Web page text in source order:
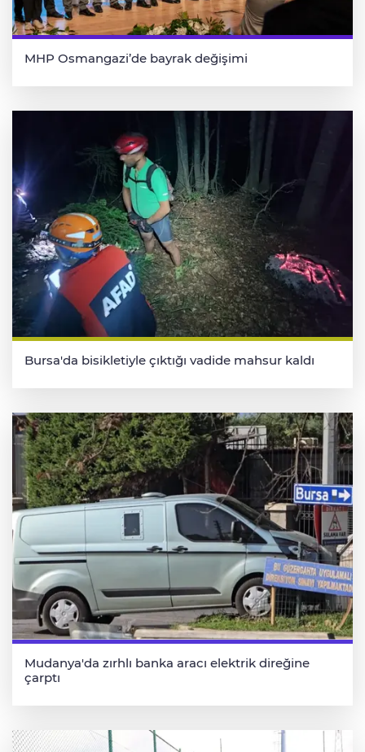
MHP Osmangazi’de bayrak değişimi
Bursa'da bisikletiyle çıktığı vadide mahsur kaldı
Mudanya'da zırhlı banka aracı elektrik direğine
çarptı